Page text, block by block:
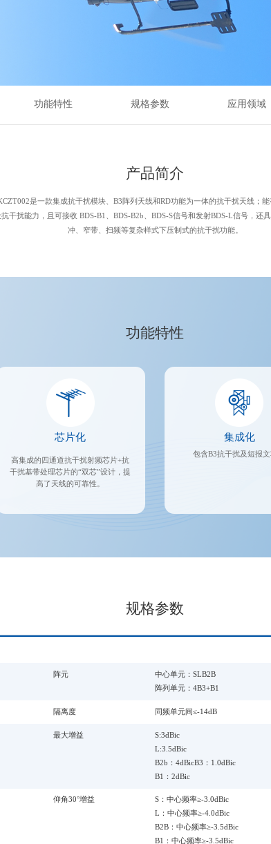
功能特性 规格参数 应用领域
产品简介
是一款集成抗干扰模块、B3阵列天线和RD功能为一体的抗干扰天线；能
干扰能力，且可接收 BDS-B1、BDS-B2b、BDS-S信号和发射BDS-L信号，还
冲、窄带、扫频等复杂样式下压制式的抗干扰功能。
功能特性
芯片化
高集成的四通道抗干扰射频芯片+抗
干扰基带处理芯片的“双芯”设计，提
高了天线的可靠性。
集成化
包含B3抗干扰及短报
规格参数
阵元
中心单元：SLB2B
阵列单元：4B3+B1
隔离度 同频单元间≤-14dB
最大增益
S:3dBic
L:3.5dBic
B2b：4dBicB3：1.0dBic
B1：2dBic
仰角30°增益
S：中心频率≥-3.0dBic
L：中心频率≥-4.0dBic
B2B：中心频率≥-3.5dBic
B1：中心频率≥-3.5dBic